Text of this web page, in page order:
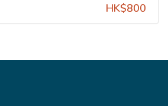
HK$800